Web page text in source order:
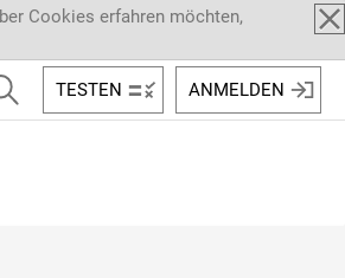
Cookies erfahren möchten,
TESTEN ANMELDEN